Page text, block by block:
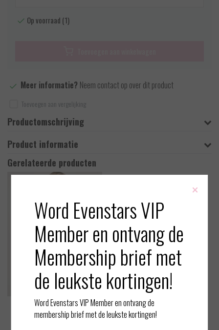
Op voorraad (1)
Meer informatie? Neem contact op over dit product
Toevoegen aan vergelijking
Productomschrijving
Product informatie
Gerelateerde producten
ten Cate ten Cate
×
Word Evenstars VIP
Member en ontvang de
Membership brief met
de leukste kortingen!
Word Evenstars VIP Member en ontvang de
membership brief met de leukste kortingen!